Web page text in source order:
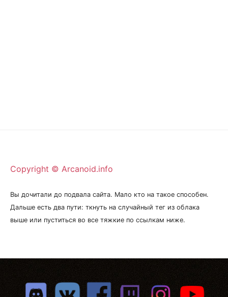
Copyright © Arcanoid.info
Вы дочитали до подвала сайта. Мало кто на такое способен.
Дальше есть два пути: ткнуть на случайный тег из облака
выше или пуститься во все тяжкие по ссылкам ниже.